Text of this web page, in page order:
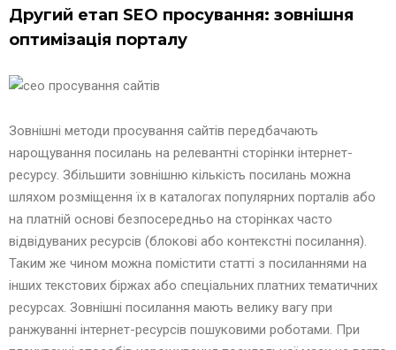
Другий етап SEO просування: зовнішня
оптимізація порталу
Зовнішні методи просування сайтів передбачають
нарощування посилань на релевантні сторінки інтернет-
ресурсу. Збільшити зовнішню кількість посилань можна
шляхом розміщення їх в каталогах популярних порталів або
на платній основі безпосередньо на сторінках часто
відвідуваних ресурсів (блокові або контекстні посилання).
Таким же чином можна помістити статті з посиланнями на
інших текстових біржах або спеціальних платних тематичних
ресурсах. Зовнішні посилання мають велику вагу при
ранжуванні інтернет-ресурсів пошуковими роботами. При